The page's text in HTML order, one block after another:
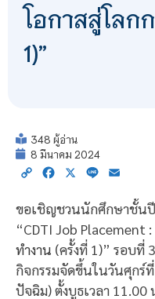
โอกาสสู่โลก
1)”
348 ผู้อ่าน
8 มีนาคม 2024
Copy Facebook
X Line
ขอเชิญชวนนักศึกษาชั้นปี
“CDTI Job Placement :
ทำงาน (ครั้งที่ 1)” รอบที่
กิจกรรมจัดขึ้นในวันศุกร์
ปัจฉิม) ตั้งบูธเวลา